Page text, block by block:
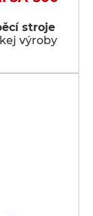
stroje
výroby